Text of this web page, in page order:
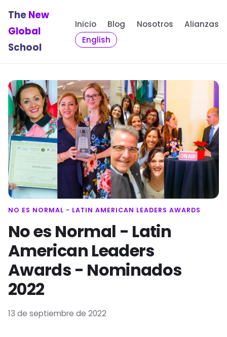
The New
Global
School
Inicio Blog Nosotros
Alianzas
English
NO ES NORMAL - LATIN AMERICAN LEADERS AWARDS
No es Normal - Latin
American Leaders
Awards - Nominados
2022
13 de septiembre de 2022